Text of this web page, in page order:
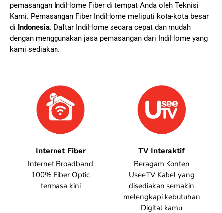
pemasangan IndiHome Fiber di tempat Anda oleh Teknisi
Kami. Pemasangan Fiber IndiHome meliputi kota-kota besar
di Indonesia. Daftar IndiHome secara cepat dan mudah
dengan menggunakan jasa pemasangan dari IndiHome yang
kami sediakan.
Internet Fiber
Internet Broadband
100% Fiber Optic
termasa kini
TV Interaktif
Beragam Konten
UseeTV Kabel yang
disediakan semakin
melengkapi kebutuhan
Digital kamu